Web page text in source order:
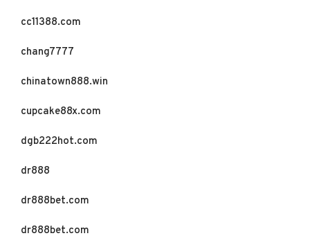
cc11388.com
chang7777
chinatown888.win
cupcake88x.com
dgb222hot.com
dr888
dr888bet.com
dr888bet.com